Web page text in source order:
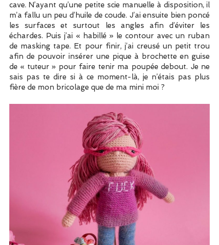
cave. N’ayant qu’une petite scie manuelle à disposition, il
m’a fallu un peu d’huile de coude. J’ai ensuite bien poncé
les surfaces et surtout les angles afin d’éviter les
échardes. Puis j’ai « habillé » le contour avec un ruban
de masking tape. Et pour finir, j’ai creusé un petit trou
afin de pouvoir insérer une pique à brochette en guise
de « tuteur » pour faire tenir ma poupée debout. Je ne
sais pas te dire si à ce moment-là, je n’étais pas plus
fière de mon bricolage que de ma mini moi ?